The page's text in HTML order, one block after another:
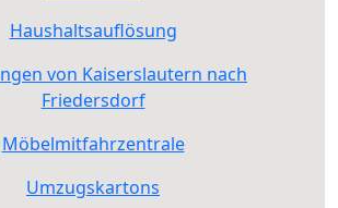
Haushaltsauflösung
von Kaiserslautern nach
Friedersdorf
Möbelmitfahrzentrale
Umzugskartons